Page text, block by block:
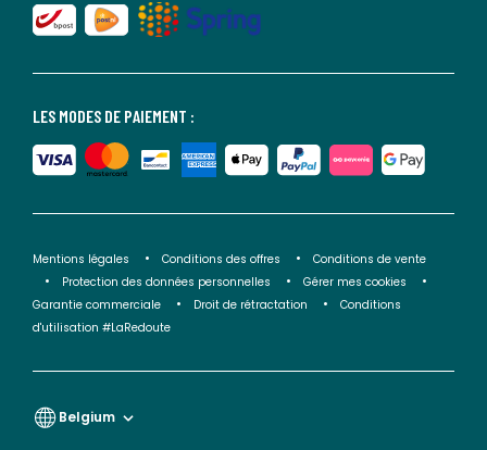
LES MODES DE PAIEMENT :
Mentions légales Conditions des offres
Conditions de vente
Protection des données personnelles
Gérer mes cookies
Garantie commerciale
Droit de rétractation
Conditions
d'utilisation #LaRedoute
Belgium